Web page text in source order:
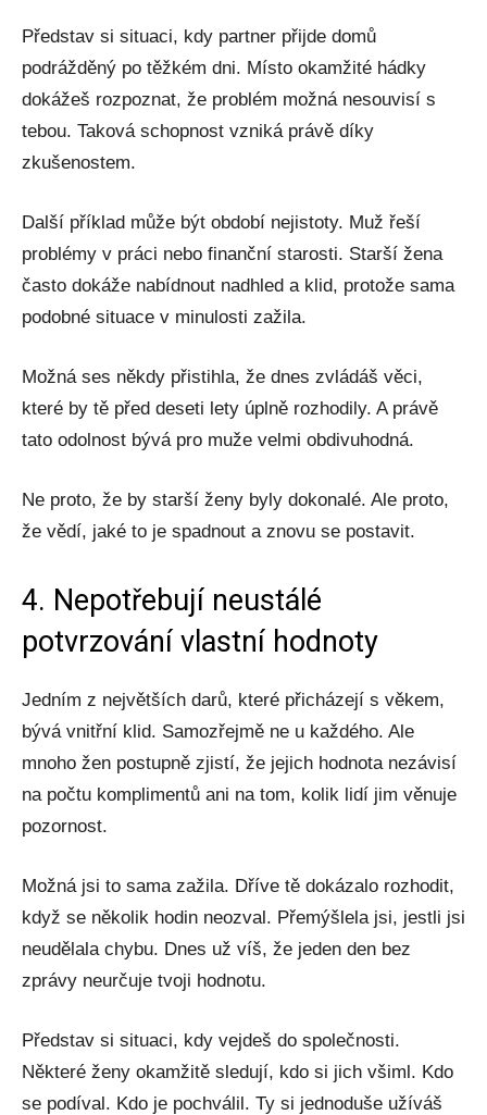
Představ si situaci, kdy partner přijde domů
podrážděný po těžkém dni. Místo okamžité hádky
dokážeš rozpoznat, že problém možná nesouvisí s
tebou. Taková schopnost vzniká právě díky
zkušenostem.
Další příklad může být období nejistoty. Muž řeší
problémy v práci nebo finanční starosti. Starší žena
často dokáže nabídnout nadhled a klid, protože sama
podobné situace v minulosti zažila.
Možná ses někdy přistihla, že dnes zvládáš věci,
které by tě před deseti lety úplně rozhodily. A právě
tato odolnost bývá pro muže velmi obdivuhodná.
Ne proto, že by starší ženy byly dokonalé. Ale proto,
že vědí, jaké to je spadnout a znovu se postavit.
4. Nepotřebují neustálé
potvrzování vlastní hodnoty
Jedním z největších darů, které přicházejí s věkem,
bývá vnitřní klid. Samozřejmě ne u každého. Ale
mnoho žen postupně zjistí, že jejich hodnota nezávisí
na počtu komplimentů ani na tom, kolik lidí jim věnuje
pozornost.
Možná jsi to sama zažila. Dříve tě dokázalo rozhodit,
když se několik hodin neozval. Přemýšlela jsi, jestli jsi
neudělala chybu. Dnes už víš, že jeden den bez
zprávy neurčuje tvoji hodnotu.
Představ si situaci, kdy vejdeš do společnosti.
Některé ženy okamžitě sledují, kdo si jich všiml. Kdo
se podíval. Kdo je pochválil. Ty si jednoduše užíváš